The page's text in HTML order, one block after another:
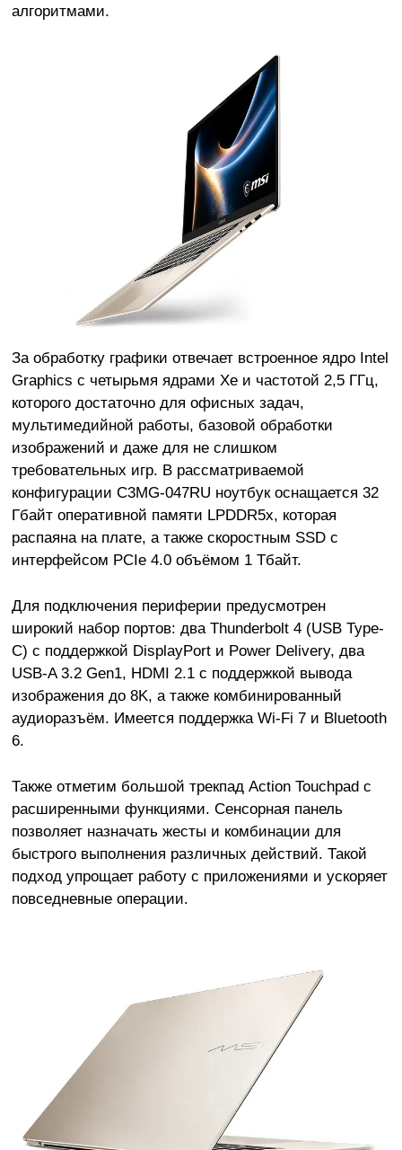
алгоритмами.
За обработку графики отвечает встроенное ядро Intel
Graphics с четырьмя ядрами Xe и частотой 2,5 ГГц,
которого достаточно для офисных задач,
мультимедийной работы, базовой обработки
изображений и даже для не слишком
требовательных игр. В рассматриваемой
конфигурации C3MG-047RU ноутбук оснащается 32
Гбайт оперативной памяти LPDDR5x, которая
распаяна на плате, а также скоростным SSD с
интерфейсом PCIe 4.0 объёмом 1 Тбайт.
Для подключения периферии предусмотрен
широкий набор портов: два Thunderbolt 4 (USB Type-
C) с поддержкой DisplayPort и Power Delivery, два
USB-A 3.2 Gen1, HDMI 2.1 с поддержкой вывода
изображения до 8K, а также комбинированный
аудиоразъём. Имеется поддержка Wi-Fi 7 и Bluetooth
6.
Также отметим большой трекпад Action Touchpad с
расширенными функциями. Сенсорная панель
позволяет назначать жесты и комбинации для
быстрого выполнения различных действий. Такой
подход упрощает работу с приложениями и ускоряет
повседневные операции.